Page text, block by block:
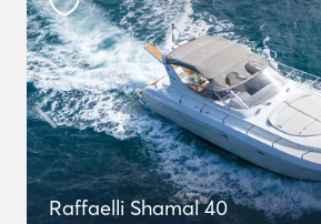
Raffaelli Shamal 40